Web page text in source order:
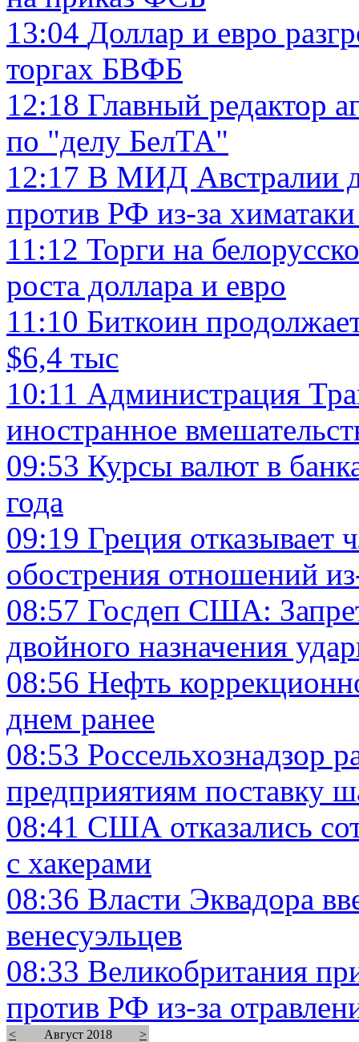
13:04 Доллар и евро
торгах БВФБ
12:18 Главный редактор
по "делу БелТА"
12:17 В МИД Австралии
против РФ из-за
11:12 Торги на
роста доллара и евро
11:10 Биткоин
$6,4 тыс
10:11 Администрация
иностранное
09:53 Курсы валют в
года
09:19 Греция отказывает
обострения отношений
08:57 Госдеп США:
двойного назначения
08:56 Нефть
днем ранее
08:53 Россельхознадзор
предприятиям поставку
08:41 США отказались
с хакерами
08:36 Власти Эквадора
венесуэльцев
08:33 Великобритания
против РФ из-за
< Август 2018
>